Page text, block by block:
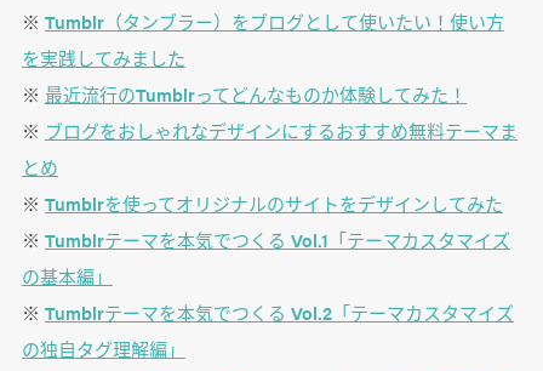
※ Tumblr（タンブラー）をブログとして使いたい！使い方
を実践してみました
※ 最近流行のTumblrってどんなものか体験してみた！
※ ブログをおしゃれなデザインにするおすすめ無料テーマま
とめ
※ Tumblrを使ってオリジナルのサイトをデザインしてみた
※ Tumblrテーマを本気でつくる Vol.1「テーマカスタマイズ
の基本編」
※ Tumblrテーマを本気でつくる Vol.2「テーマカスタマイズ
の独自タグ理解編」